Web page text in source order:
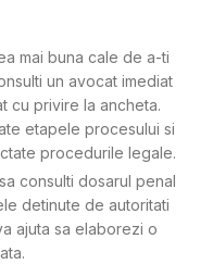
mai buna cale de a-ti
un avocat imediat
cu privire la ancheta.
etapele procesului si
procedurile legale.
consulti dosarul penal
detinute de autoritati
ajuta sa elaborezi o